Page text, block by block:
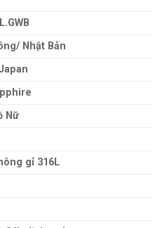
Nhật Bản
Nữ
gỉ 316L